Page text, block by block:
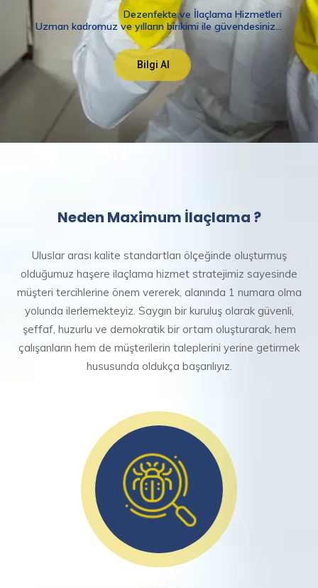
Neden Maximum İlaçlama ?
Uluslar arası kalite standartları ölçeğinde oluşturmuş
olduğumuz haşere ilaçlama hizmet stratejimiz sayesinde
müşteri tercihlerine önem vererek, alanında 1 numara olma
yolunda ilerlemekteyiz. Saygın bir kuruluş olarak güvenli,
şeffaf, huzurlu ve demokratik bir ortam oluşturarak, hem
çalışanların hem de müşterilerin taleplerini yerine getirmek
hususunda oldukça başarılıyız.